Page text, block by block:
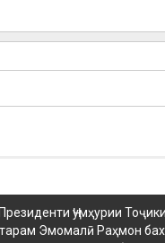
Ҷумҳурии
Эмомалӣ Раҳмон